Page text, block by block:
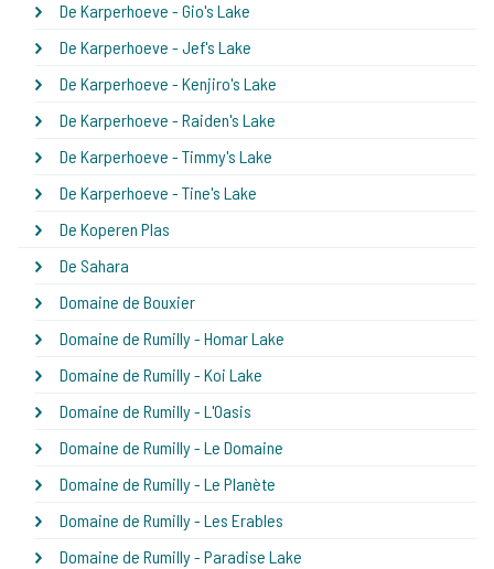
De Karperhoeve - Gio's Lake
De Karperhoeve - Jef's Lake
De Karperhoeve - Kenjiro's Lake
De Karperhoeve - Raiden's Lake
De Karperhoeve - Timmy's Lake
De Karperhoeve - Tine's Lake
De Koperen Plas
De Sahara
Domaine de Bouxier
Domaine de Rumilly - Homar Lake
Domaine de Rumilly - Koi Lake
Domaine de Rumilly - L'Oasis
Domaine de Rumilly - Le Domaine
Domaine de Rumilly - Le Planète
Domaine de Rumilly - Les Erables
Domaine de Rumilly - Paradise Lake